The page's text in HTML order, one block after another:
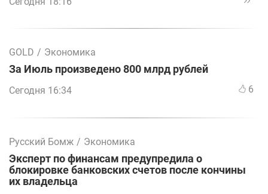
GOLD / Экономика
За Июль произведено 800 млрд рублей
Сегодня 16:34 6
Русский Бомж / Экономика
Эксперт по финансам предупредила о
блокировке банковских счетов после кончины
их владельца